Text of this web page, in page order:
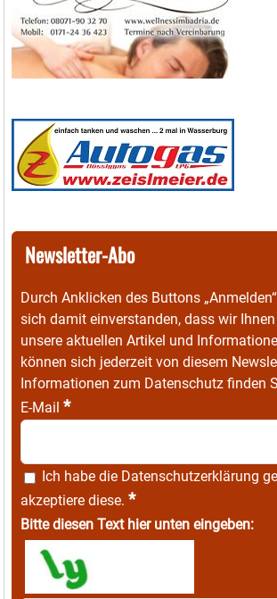
Newsletter-Abo
Durch Anklicken des Buttons
sich damit einverstanden, dass wir
unsere aktuellen Artikel und
können sich jederzeit von diesem
Informationen zum Datenschutz finden
E-Mail *
Ich habe die Datenschutzerklärung
akzeptiere diese. *
Bitte diesen Text hier unten eingeben: